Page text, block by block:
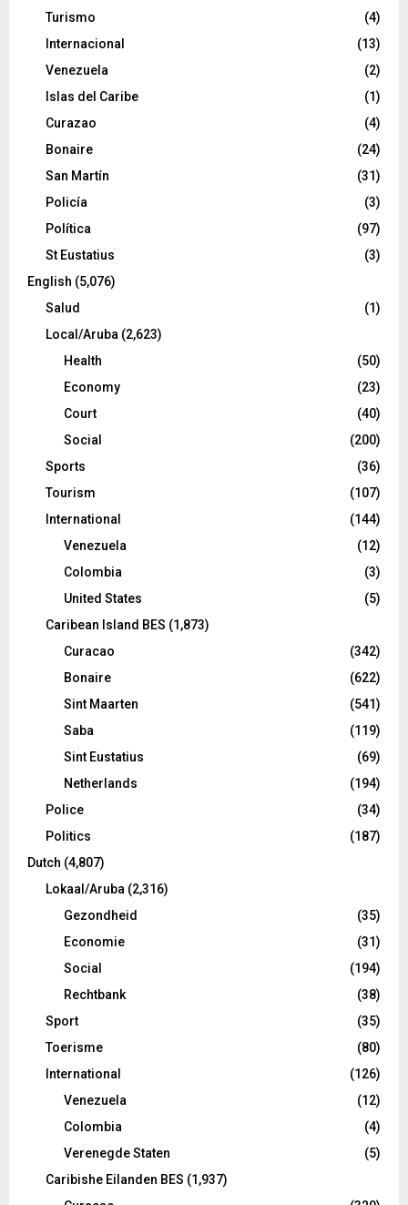
Turismo
(4)
Internacional
(13)
Venezuela
(2)
Islas del Caribe
(1)
Curazao
(4)
Bonaire
(24)
San Martín
(31)
Policía
(3)
Política
(97)
St Eustatius
(3)
English (5,076)
Salud
(1)
Local/Aruba (2,623)
Health
(50)
Economy
(23)
Court
(40)
Social
(200)
Sports
(36)
Tourism
(107)
International
(144)
Venezuela
(12)
Colombia
(3)
United States
(5)
Caribean Island BES (1,873)
Curacao
(342)
Bonaire
(622)
Sint Maarten
(541)
Saba
(119)
Sint Eustatius
(69)
Netherlands
(194)
Police
(34)
Politics
(187)
Dutch (4,807)
Lokaal/Aruba (2,316)
Gezondheid
(35)
Economie
(31)
Social
(194)
Rechtbank
(38)
Sport
(35)
Toerisme
(80)
International
(126)
Venezuela
(12)
Colombia
(4)
Verenegde Staten
(5)
Caribishe Eilanden BES (1,937)